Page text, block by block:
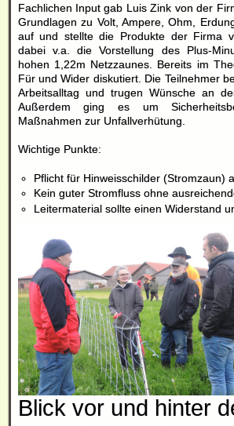
Fachlichen Input gab Luis Zink von der
Grundlagen zu Volt, Ampere, Ohm,
auf und stellte die Produkte der Firma
dabei v.a. die Vorstellung des Plus-
hohen 1,22m Netzzaunes. Bereits im
Für und Wider diskutiert. Die Teilnehmer
Arbeitsalltag und trugen Wünsche an
Außerdem ging es um
Maßnahmen zur Unfallverhütung.
Wichtige Punkte:
Pflicht für Hinweisschilder (Stromzaun)
Kein guter Stromfluss ohne
Leitermaterial sollte einen Widerstand
Blick vor und hinter